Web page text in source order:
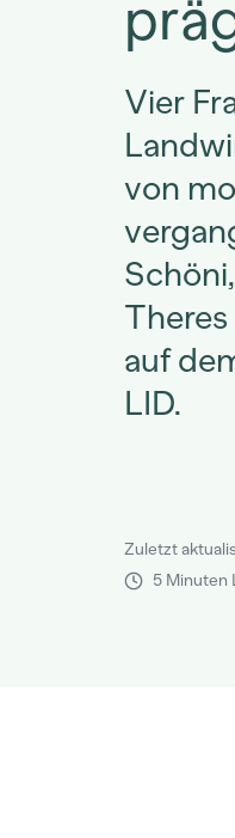
Vier
von
auf
LID.
Zuletzt
5 Minuten